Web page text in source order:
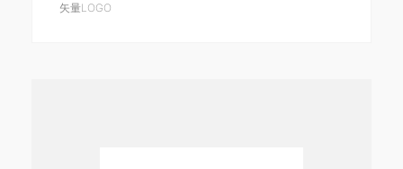
矢量LOGO